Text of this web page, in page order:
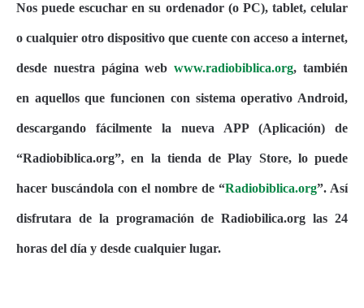
Nos puede escuchar en su ordenador (o PC), tablet, celular
o cualquier otro dispositivo que cuente con acceso a internet,
desde nuestra página webwww.radiobiblica.org, también
en aquellos que funcionen con sistema operativo Android,
descargando fácilmente la nueva APP (Aplicación) de
“Radiobiblica.org”, en la tienda de Play Store, lo puede
hacer buscándola con el nombre de “Radiobiblica.org”. Así
disfrutara de la programación de Radiobilica.org las 24
horas del día y desde cualquier lugar.